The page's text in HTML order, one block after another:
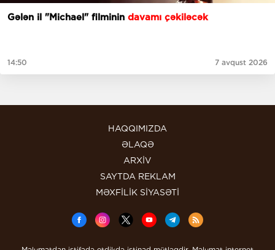
Gələn il "Michael" filminin davamı çəkiləcək
14:50 7 avqust 2026
HAQQIMIZDA
ƏLAQƏ
ARXİV
SAYTDA REKLAM
MƏXFİLİK SİYASƏTİ